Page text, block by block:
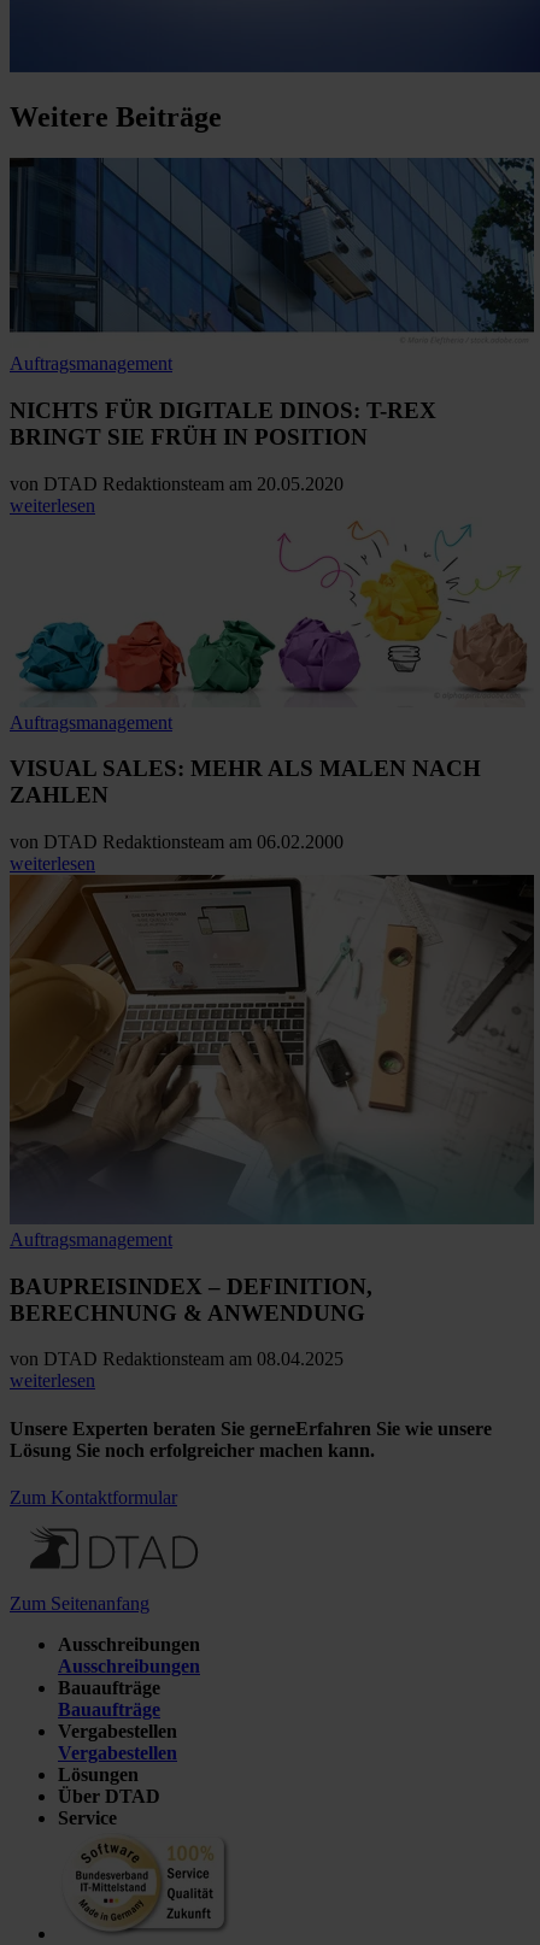
Weitere Beiträge
Auftragsmanagement
NICHTS FÜR DIGITALE DINOS: T-REX
BRINGT SIE FRÜH IN POSITION
von DTAD Redaktionsteam am 20.05.2020
weiterlesen
Auftragsmanagement
VISUAL SALES: MEHR ALS MALEN NACH
ZAHLEN
von DTAD Redaktionsteam am 06.02.2000
weiterlesen
Auftragsmanagement
BAUPREISINDEX – DEFINITION,
BERECHNUNG & ANWENDUNG
von DTAD Redaktionsteam am 08.04.2025
weiterlesen
Unsere Experten beraten Sie gerneErfahren Sie wie unsere
Lösung Sie noch erfolgreicher machen kann.
Zum Kontaktformular
Zum Seitenanfang
Ausschreibungen
Ausschreibungen
Bauaufträge
Bauaufträge
Vergabestellen
Vergabestellen
Lösungen
Über DTAD
Service